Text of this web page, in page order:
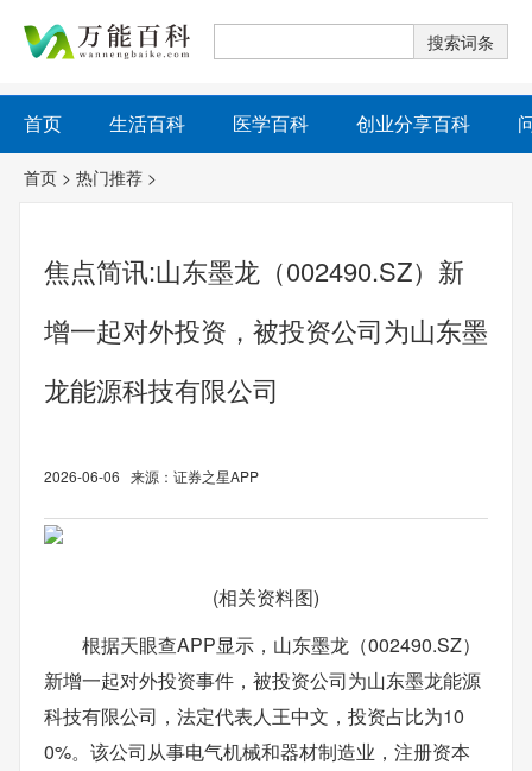
首页 生活百科 医学百科 创业分享百科
首页 > 热门推荐 >
焦点简讯:山东墨龙（002490.SZ）新
增一起对外投资，被投资公司为山东墨
龙能源科技有限公司
2026-06-06 来源：证券之星APP
(相关资料图)
根据天眼查APP显示，山东墨龙（002490.SZ）
新增一起对外投资事件，被投资公司为山东墨龙能源
科技有限公司，法定代表人王中文，投资占比为10
0%。该公司从事电气机械和器材制造业，注册资本